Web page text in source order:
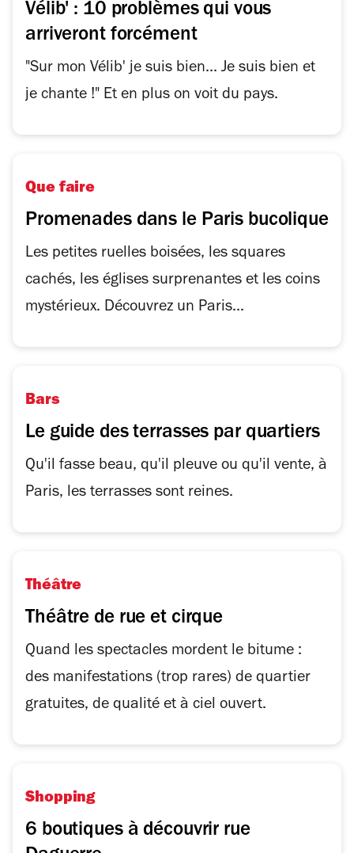
Vélib' : 10 problèmes qui vous
arriveront forcément
"Sur mon Vélib' je suis bien... Je suis bien et
je chante !" Et en plus on voit du pays.
Que faire
Promenades dans le Paris bucolique
Les petites ruelles boisées, les squares
cachés, les églises surprenantes et les coins
mystérieux. Découvrez un Paris...
Bars
Le guide des terrasses par quartiers
Qu'il fasse beau, qu'il pleuve ou qu'il vente, à
Paris, les terrasses sont reines.
Théâtre
Théâtre de rue et cirque
Quand les spectacles mordent le bitume :
des manifestations (trop rares) de quartier
gratuites, de qualité et à ciel ouvert.
Shopping
6 boutiques à découvrir rue